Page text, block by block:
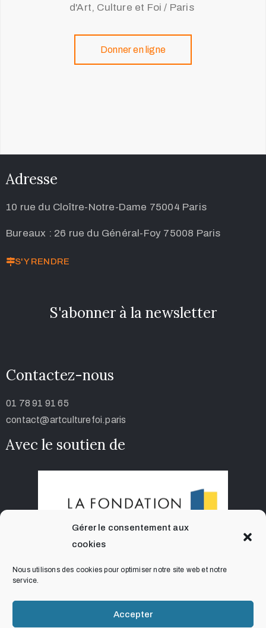
Gérer le consentement aux
cookies
Nous utilisons des cookies pour optimiser notre site web et notre
service.
Accepter
d'Art, Culture et Foi / Paris
Donner en ligne
Adresse
10 rue du Cloître-Notre-Dame 75004 Paris
Bureaux : 26 rue du Général-Foy 75008 Paris
S'Y RENDRE
S'abonner à la newsletter
Contactez-nous
01 78 91 91 65
contact@artculturefoi.paris
Avec le soutien de